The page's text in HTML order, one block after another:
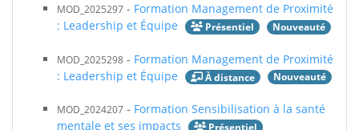
MOD_2025297 - Formation Management de Proximité
: Leadership et Équipe
Présentiel Nouveauté
MOD_2025298 - Formation Management de Proximité
: Leadership et Équipe
À distance Nouveauté
MOD_2024207 - Formation Sensibilisation à la santé
mentale et ses impacts
Présentiel